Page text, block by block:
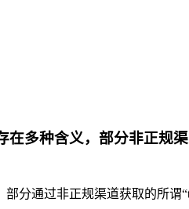
多种含义，部分非正规
分通过非正规渠道获取的所